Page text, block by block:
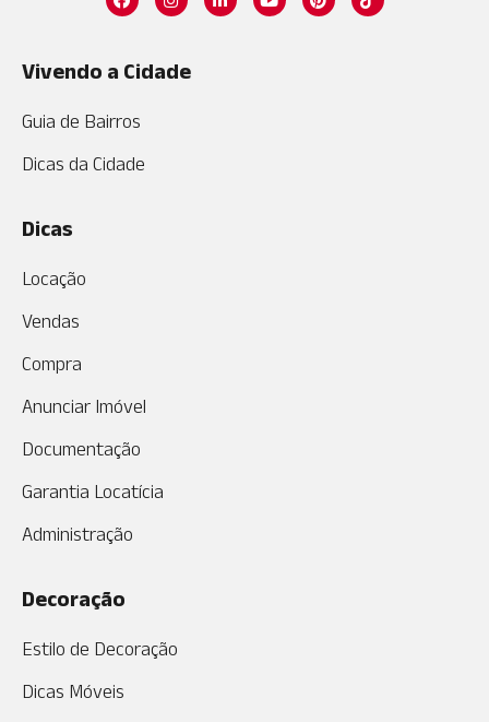
Vivendo a Cidade
Guia de Bairros
Dicas da Cidade
Dicas
Locação
Vendas
Compra
Anunciar Imóvel
Documentação
Garantia Locatícia
Administração
Decoração
Estilo de Decoração
Dicas Móveis